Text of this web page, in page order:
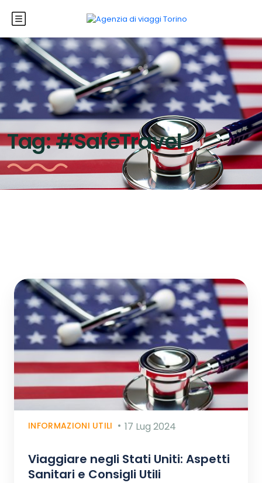
Tag:#SafeTravel
INFORMAZIONI UTILI 17 Lug 2024
Viaggiare negli Stati Uniti: Aspetti
Sanitari e Consigli Utili